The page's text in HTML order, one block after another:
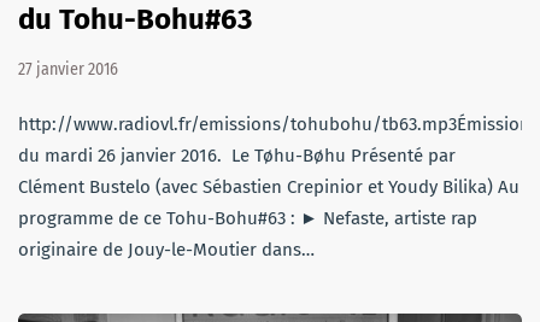
du Tohu-Bohu#63
27 janvier 2016
http://www.radiovl.fr/emissions/tohubohu/tb63.mp3Émission
du mardi 26 janvier 2016. Le Tøhu-Bøhu Présenté par
Clément Bustelo (avec Sébastien Crepinior et Youdy Bilika) Au
programme de ce Tohu-Bohu#63 : ► Nefaste, artiste rap
originaire de Jouy-le-Moutier dans…